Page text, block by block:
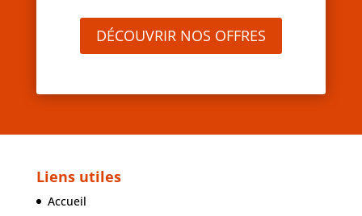
DÉCOUVRIR NOS OFFRES
Liens utiles
Accueil